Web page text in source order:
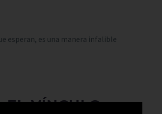
esperan, es una manera infalible
EL VÍNCULO